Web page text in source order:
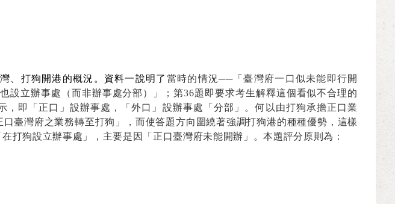
、打狗開港的概況。資料一說明了 當時的情況──「臺灣府一口似未能即行開
設立辦事處（而非辦事處分部）」；第36題即要求考生解釋這個看似不合理的
，即「正口」設辦事處，「外口」設辦事處「分部」。何以由打狗承擔正口業
臺灣府之業務轉至打狗」，而使答題方向圍繞著強調打狗港的種種優勢，這樣
打狗設立辦事處」，主要是因「正口臺灣府未能開辦」。本題評分原則為：